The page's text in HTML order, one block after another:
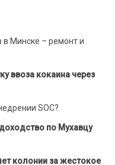
в Минске – ремонт и
ввоза кокаина через
SOC?
по Мухавцу
колонии за жестокое